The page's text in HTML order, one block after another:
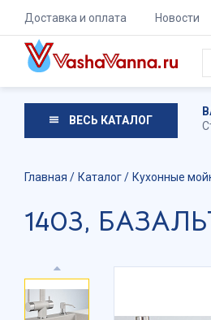
Доставка и оплата Новости
ВЕСЬ КАТАЛОГ
Главная Каталог Кухонные
1403,